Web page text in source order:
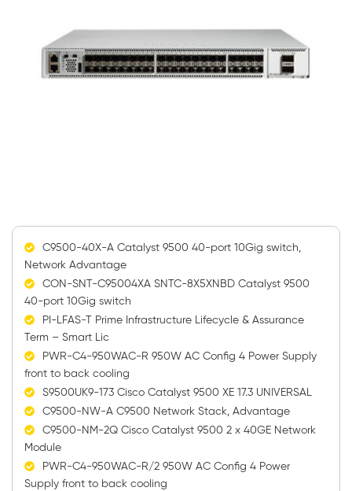
C9500-40X-A Catalyst 9500 40-port 10Gig switch,
Network Advantage
CON-SNT-C95004XA SNTC-8X5XNBD Catalyst 9500
40-port 10Gig switch
PI-LFAS-T Prime Infrastructure Lifecycle & Assurance
Term – Smart Lic
PWR-C4-950WAC-R 950W AC Config 4 Power Supply
front to back cooling
S9500UK9-173 Cisco Catalyst 9500 XE 17.3 UNIVERSAL
C9500-NW-A C9500 Network Stack, Advantage
C9500-NM-2Q Cisco Catalyst 9500 2 x 40GE Network
Module
PWR-C4-950WAC-R/2 950W AC Config 4 Power
Supply front to back cooling